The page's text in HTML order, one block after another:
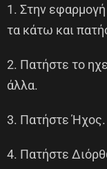
1. Στην
τα κάτω και
2. Πατήστε το
άλλα.
3. Πατήστε Ήχος.
4. Πατήστε